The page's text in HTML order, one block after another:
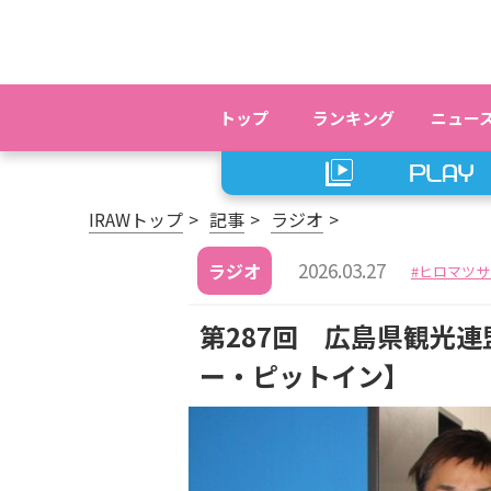
トップ ランキング ニュー
IRAWトップ 記事
ラジオ
ラジオ
2026.03.27 ヒロマツ
第287回 広島県観光連
ー・ピットイン】